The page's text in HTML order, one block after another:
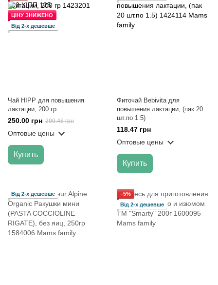
ЦІНУ ЗНИЖЕНО
Від 2-х дешевше
Чай HIPP для повышения
лактации, 200 гр
250.00 грн 299.46 грн
Оптовые цены
Купить
Фиточай Bebivita для
повышения лактации, (пак 20
шт.по 1.5)
118.47 грн
Оптовые цены
Купить
Від 2-х дешевше
−5%
Від 2-х дешевше